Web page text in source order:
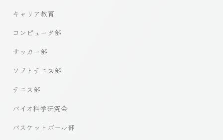
キャリア教育
コンピュータ部
サッカー部
ソフトテニス部
テニス部
バイオ科学研究会
バスケットボール部